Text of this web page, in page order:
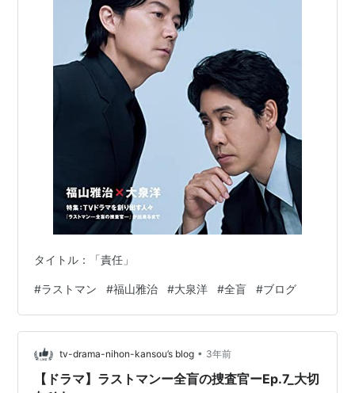
タイトル：「責任」
#ラストマン #福山雅治 #大泉洋 #全盲 #ブログ
tv-drama-nihon-kansou’s blog • 3年前
【ドラマ】ラストマンー全盲の捜査官ーEp.7_大切